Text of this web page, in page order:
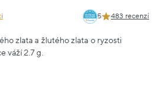
5 483 recenzí
zlata a žlutého zlata o ryzosti
váží 2.7 g.